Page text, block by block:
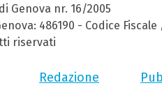
Genova nr. 16/2005
486190 - Codice Fiscale
riservati
Redazione